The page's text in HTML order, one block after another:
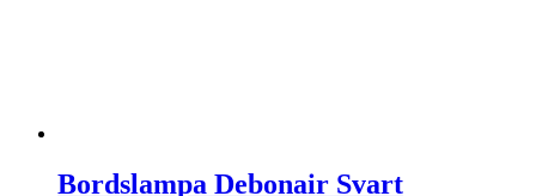
Bordslampa Debonair Svart